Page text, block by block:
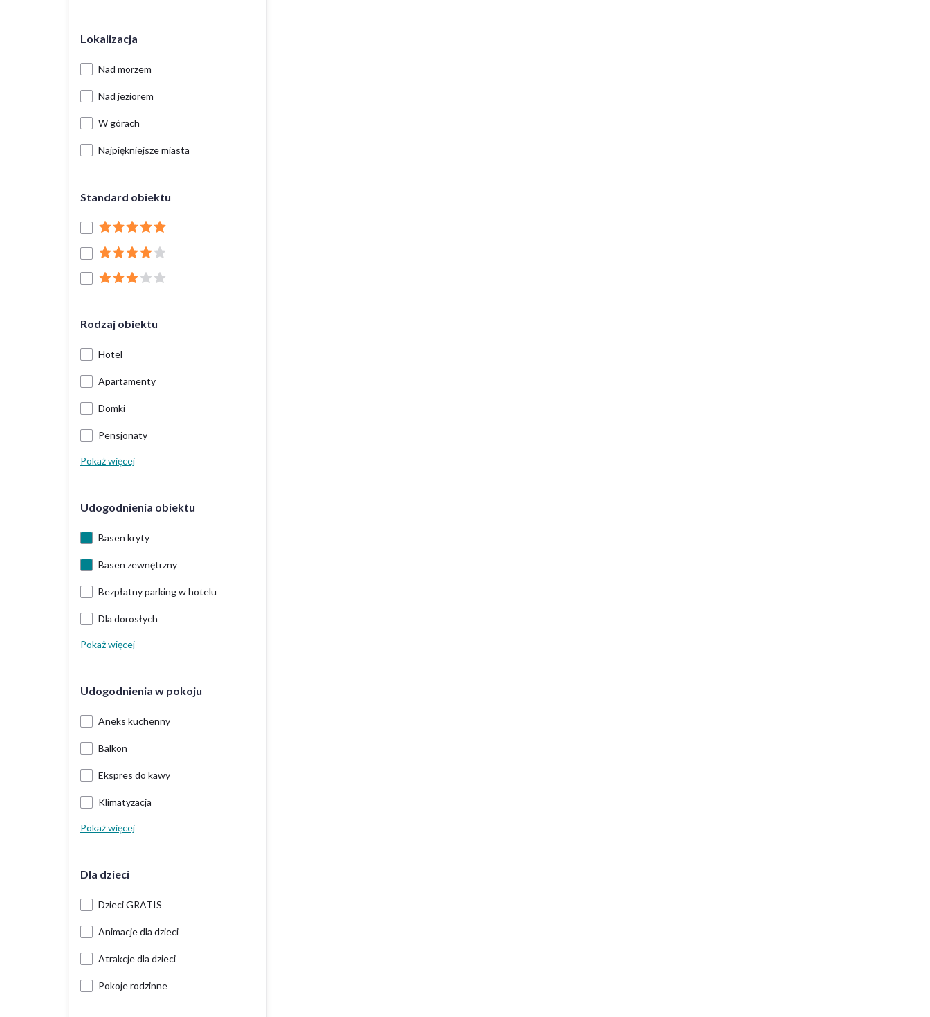
Lokalizacja
Nad morzem
Nad jeziorem
W górach
Najpiękniejsze miasta
Standard obiektu
Rodzaj obiektu
Hotel
Apartamenty
Domki
Pensjonaty
Pokaż więcej
Udogodnienia obiektu
Basen kryty
Basen zewnętrzny
Bezpłatny parking w hotelu
Dla dorosłych
Pokaż więcej
Udogodnienia w pokoju
Aneks kuchenny
Balkon
Ekspres do kawy
Klimatyzacja
Pokaż więcej
Dla dzieci
Dzieci GRATIS
Animacje dla dzieci
Atrakcje dla dzieci
Pokoje rodzinne